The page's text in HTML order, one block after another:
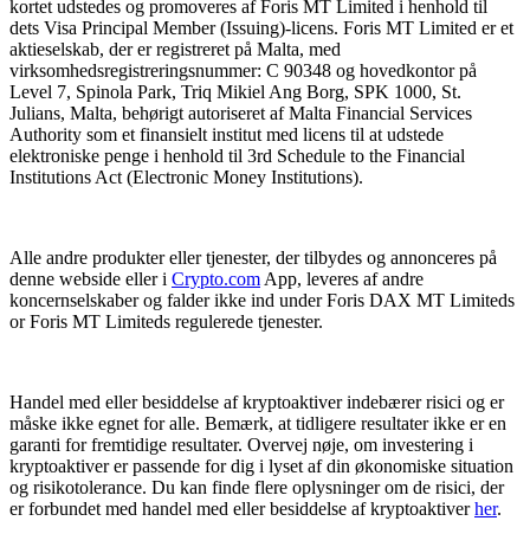
kortet udstedes og promoveres af Foris MT Limited i henhold til
dets Visa Principal Member (Issuing)-licens. Foris MT Limited er et
aktieselskab, der er registreret på Malta, med
virksomhedsregistreringsnummer: C 90348 og hovedkontor på
Level 7, Spinola Park, Triq Mikiel Ang Borg, SPK 1000, St.
Julians, Malta, behørigt autoriseret af Malta Financial Services
Authority som et finansielt institut med licens til at udstede
elektroniske penge i henhold til 3rd Schedule to the Financial
Institutions Act (Electronic Money Institutions).
Alle andre produkter eller tjenester, der tilbydes og annonceres på
denne webside eller i Crypto.com App, leveres af andre
koncernselskaber og falder ikke ind under Foris DAX MT Limiteds
or Foris MT Limiteds regulerede tjenester.
Handel med eller besiddelse af kryptoaktiver indebærer risici og er
måske ikke egnet for alle. Bemærk, at tidligere resultater ikke er en
garanti for fremtidige resultater. Overvej nøje, om investering i
kryptoaktiver er passende for dig i lyset af din økonomiske situation
og risikotolerance. Du kan finde flere oplysninger om de risici, der
er forbundet med handel med eller besiddelse af kryptoaktiverher.